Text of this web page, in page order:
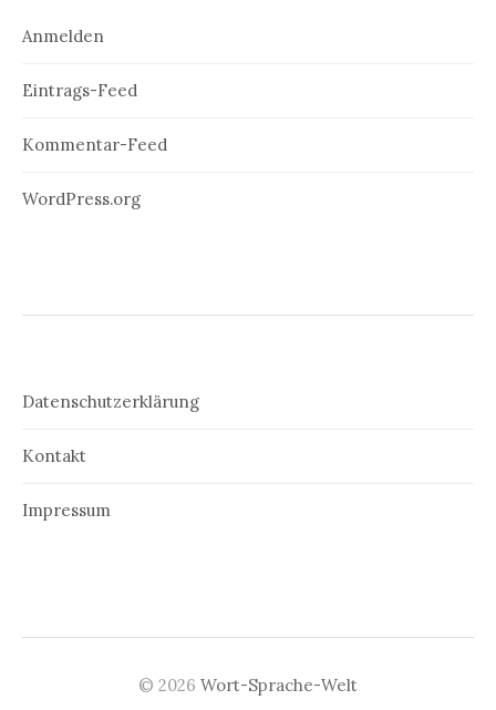
Anmelden
Eintrags-Feed
Kommentar-Feed
WordPress.org
Datenschutzerklärung
Kontakt
Impressum
© 2026 Wort-Sprache-Welt